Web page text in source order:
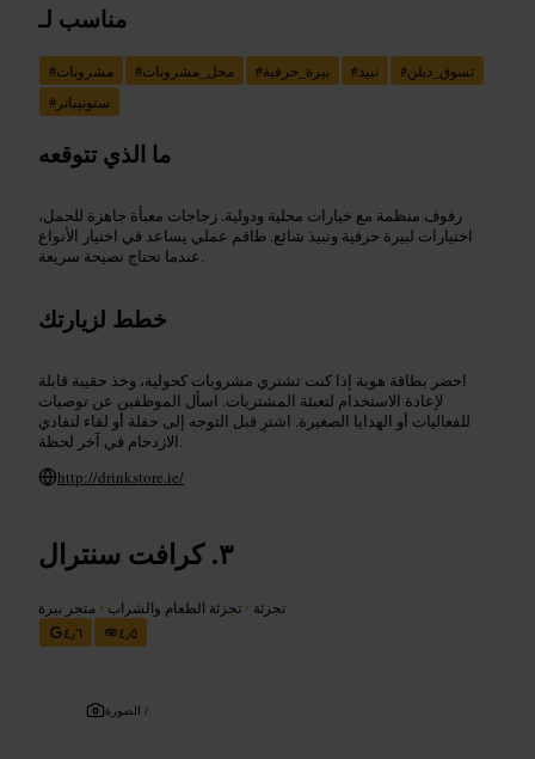
مناسب لـ
#مشروبات #محل_مشروبات #بيرة_حرفية #نبيذ #تسوق_دبلن
# ستونيباتر
ما الذي تتوقعه
رفوف منظمة مع خيارات محلية ودولية. زجاجات معبأة جاهزة للحمل،
اختيارات لبيرة حرفية ونبيذ شائع. طاقم عملي يساعد في اختيار الأنواع
عندما تحتاج نصيحة سريعة.
خطط لزيارتك
احضر بطاقة هوية إذا كنت تشتري مشروبات كحولية، وخذ حقيبة قابلة
لإعادة الاستخدام لتعبئة المشتريات. اسأل الموظفين عن توصيات
للفعاليات أو الهدايا الصغيرة. اشترِ قبل التوجه إلى حفلة أو لقاء لتفادي
الازدحام في آخر لحظة.
http://drinkstore.ie/
كرافت سنترال
تجزئة • تجزئة الطعام والشراب • متجر بيرة
٤٫٦
٤٫٥
الصورة /